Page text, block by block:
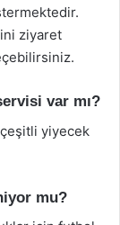
ziyaret
var mı?
çeşitli yiyecek
mu?